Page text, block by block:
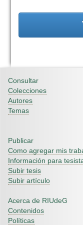
Consultar
Colecciones
Autores
Temas
Publicar
Como agregar mis
Información para
Subir tesis
Subir artículo
Acerca de RIUdeG
Contenidos
Políticas